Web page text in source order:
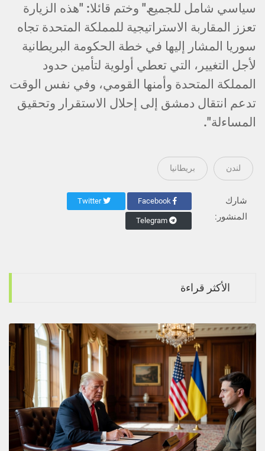
سياسي شامل للجميع." وختم قائلا: "هذه الزيارة
تعزز المقاربة الاستراتيجية للمملكة المتحدة تجاه
سوريا المشار إليها في خطة الحكومة البريطانية
لأجل التغيير، التي تعطي أولوية لتأمين حدود
المملكة المتحدة وأمنها القومي، وفي نفس الوقت
تدعم انتقال دمشق إلى إحلال الاستقرار وتحقيق
المساءلة".
لندن بريطانيا
شارك
المنشور:
Twitter
Telegram
الأكثر قراءة